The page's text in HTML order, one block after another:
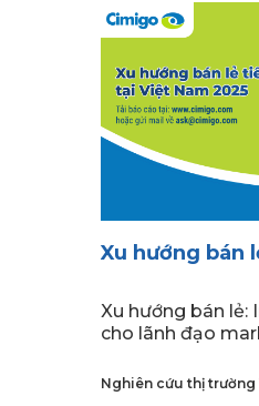
Xu hướng bán
Xu hướng bán lẻ:
cho lãnh đạo
Nghiên cứu thị trường